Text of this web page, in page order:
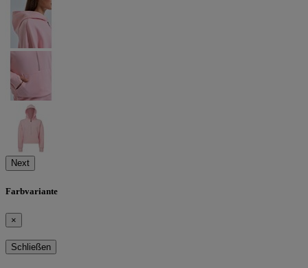
Next
Farbvariante
×
Schließen